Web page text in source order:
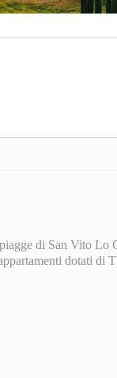
di San Vito Lo
dotati di